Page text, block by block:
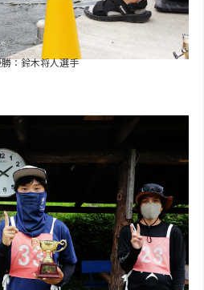
：鈴木将人選手